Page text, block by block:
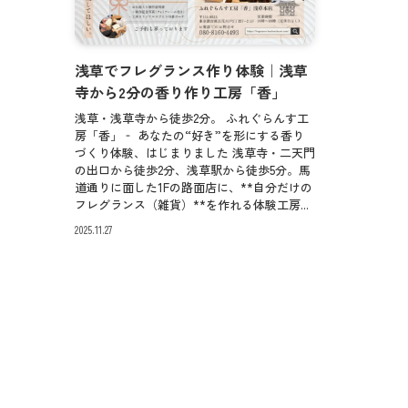
浅草でフレグランス作り体験｜浅草
寺から2分の香り作り工房「香」
浅草・浅草寺から徒歩2分。 ふれぐらんす工
房「香」‐ あなたの“好き”を形にする香り
づくり体験、はじまりました 浅草寺・二天門
の出口から徒歩2分、浅草駅から徒歩5分。馬
道通りに面した1Fの路面店に、**自分だけの
フレグランス（雑貨）**を作れる体験工房...
2025.11.27